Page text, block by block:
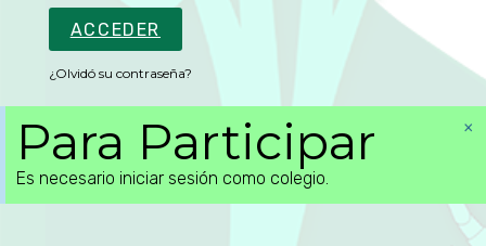
ACCEDER
¿Olvidó su contraseña?
Para Participar
Es necesario iniciar sesión como colegio.
×